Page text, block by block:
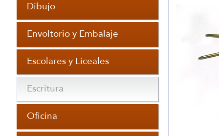
Dibujo
Envoltorio y Embalaje
Escolares y Liceales
Escritura
Oficina